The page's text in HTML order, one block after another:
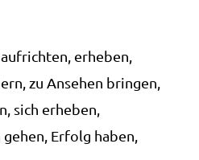
erheben,
zu Anse­hen bringen,
sich erheben,
Erfolg haben,